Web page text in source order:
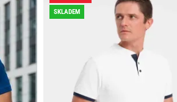
SKLADEM